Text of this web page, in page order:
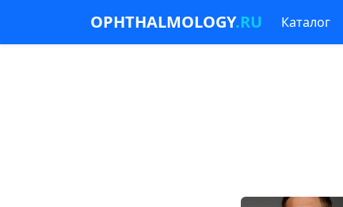
OPHTHALMOLOGY.RU Каталог